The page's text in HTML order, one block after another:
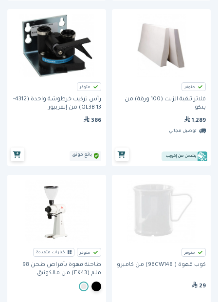
متوفر
فلاتر تنقية الزيت (100 ورقة) من
بتكو
1,289
توصيل مجاني
يشحن من إكويب
متوفر
رأس تركيب خرطوشة واحدة (4312-
13 QL3B) من إيفربيور
386
بائع موثق
متوفر
كوب قهوة ( 96CW148) من كامبرو
29
متوفر خيارات متعددة
طاحنة قهوة بأقراص طحن 98
ملم (EK43) من مالكونيق